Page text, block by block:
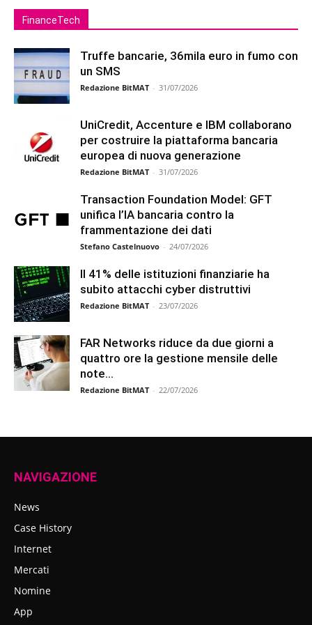
FinanceTech
Truffe bancarie, 36mila euro in fumo con
un SMS
Redazione BitMAT - 31/07/2026
UniCredit, Accenture e IBM collaborano
per costruire la piattaforma bancaria
europea di nuova generazione
Redazione BitMAT - 31/07/2026
Transaction Foundation Model: GFT
unifica l’IA bancaria contro la
frammentazione dei dati
Stefano Castelnuovo - 24/07/2026
Il 41% delle istituzioni finanziarie ha
subito attacchi cyber distruttivi
Redazione BitMAT - 23/07/2026
FAR Networks riduce da due giorni a
quattro ore la gestione mensile delle
note...
Redazione BitMAT - 22/07/2026
NAVIGAZIONE
News
Case History
Internet
Mercati
Nomine
App